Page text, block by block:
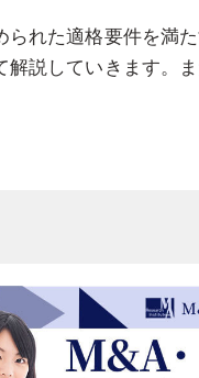
れた適格要件を満た
説していきます。